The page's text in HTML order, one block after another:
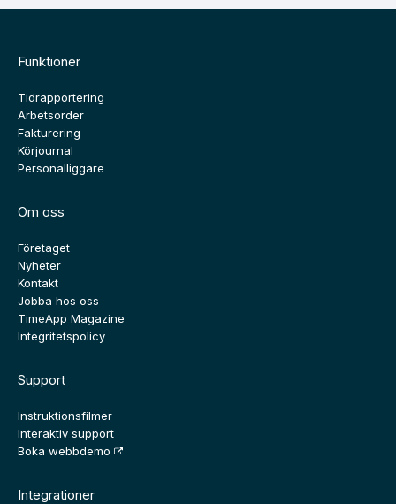
Funktioner
Tidrapportering
Arbetsorder
Fakturering
Körjournal
Personalliggare
Om oss
Företaget
Nyheter
Kontakt
Jobba hos oss
TimeApp Magazine
Integritetspolicy
Support
Instruktionsfilmer
Interaktiv support
Boka webbdemo
Integrationer